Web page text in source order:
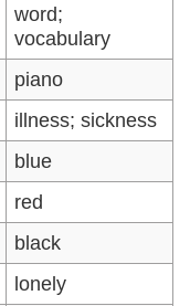
word;
vocabulary
piano
illness; sickness
blue
red
black
lonely